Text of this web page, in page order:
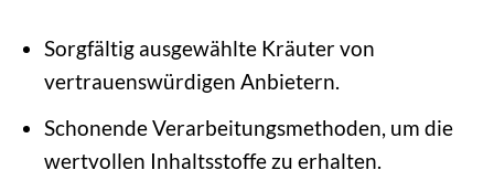
Sorgfältig ausgewählte Kräuter von
vertrauenswürdigen Anbietern.
Schonende Verarbeitungsmethoden, um die
wertvollen Inhaltsstoffe zu erhalten.